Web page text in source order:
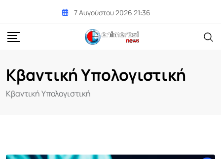
content
7 Αυγούστου 2026 21:36
Κβαντική Υπολογιστική
Κβαντική Υπολογιστική